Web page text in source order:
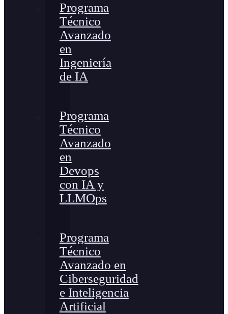
Programa
Técnico
Avanzado
en
Ingeniería
de IA
Programa
Técnico
Avanzado
en
Devops
con IA y
LLMOps
Programa
Técnico
Avanzado en
Ciberseguridad
e Inteligencia
Artificial